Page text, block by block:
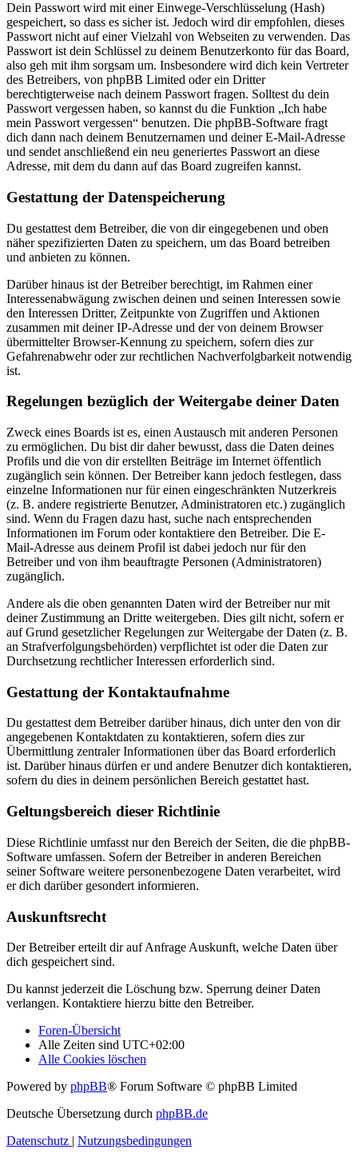
Dein Passwort wird mit einer Einwege-Verschlüsselung (Hash)
gespeichert, so dass es sicher ist. Jedoch wird dir empfohlen, dieses
Passwort nicht auf einer Vielzahl von Webseiten zu verwenden. Das
Passwort ist dein Schlüssel zu deinem Benutzerkonto für das Board,
also geh mit ihm sorgsam um. Insbesondere wird dich kein Vertreter
des Betreibers, von phpBB Limited oder ein Dritter
berechtigterweise nach deinem Passwort fragen. Solltest du dein
Passwort vergessen haben, so kannst du die Funktion „Ich habe
mein Passwort vergessen“ benutzen. Die phpBB-Software fragt
dich dann nach deinem Benutzernamen und deiner E-Mail-Adresse
und sendet anschließend ein neu generiertes Passwort an diese
Adresse, mit dem du dann auf das Board zugreifen kannst.
Gestattung der Datenspeicherung
Du gestattest dem Betreiber, die von dir eingegebenen und oben
näher spezifizierten Daten zu speichern, um das Board betreiben
und anbieten zu können.
Darüber hinaus ist der Betreiber berechtigt, im Rahmen einer
Interessenabwägung zwischen deinen und seinen Interessen sowie
den Interessen Dritter, Zeitpunkte von Zugriffen und Aktionen
zusammen mit deiner IP-Adresse und der von deinem Browser
übermittelter Browser-Kennung zu speichern, sofern dies zur
Gefahrenabwehr oder zur rechtlichen Nachverfolgbarkeit notwendig
ist.
Regelungen bezüglich der Weitergabe deiner Daten
Zweck eines Boards ist es, einen Austausch mit anderen Personen
zu ermöglichen. Du bist dir daher bewusst, dass die Daten deines
Profils und die von dir erstellten Beiträge im Internet öffentlich
zugänglich sein können. Der Betreiber kann jedoch festlegen, dass
einzelne Informationen nur für einen eingeschränkten Nutzerkreis
(z. B. andere registrierte Benutzer, Administratoren etc.) zugänglich
sind. Wenn du Fragen dazu hast, suche nach entsprechenden
Informationen im Forum oder kontaktiere den Betreiber. Die E-
Mail-Adresse aus deinem Profil ist dabei jedoch nur für den
Betreiber und von ihm beauftragte Personen (Administratoren)
zugänglich.
Andere als die oben genannten Daten wird der Betreiber nur mit
deiner Zustimmung an Dritte weitergeben. Dies gilt nicht, sofern er
auf Grund gesetzlicher Regelungen zur Weitergabe der Daten (z. B.
an Strafverfolgungsbehörden) verpflichtet ist oder die Daten zur
Durchsetzung rechtlicher Interessen erforderlich sind.
Gestattung der Kontaktaufnahme
Du gestattest dem Betreiber darüber hinaus, dich unter den von dir
angegebenen Kontaktdaten zu kontaktieren, sofern dies zur
Übermittlung zentraler Informationen über das Board erforderlich
ist. Darüber hinaus dürfen er und andere Benutzer dich kontaktieren,
sofern du dies in deinem persönlichen Bereich gestattet hast.
Geltungsbereich dieser Richtlinie
Diese Richtlinie umfasst nur den Bereich der Seiten, die die phpBB-
Software umfassen. Sofern der Betreiber in anderen Bereichen
seiner Software weitere personenbezogene Daten verarbeitet, wird
er dich darüber gesondert informieren.
Auskunftsrecht
Der Betreiber erteilt dir auf Anfrage Auskunft, welche Daten über
dich gespeichert sind.
Du kannst jederzeit die Löschung bzw. Sperrung deiner Daten
verlangen. Kontaktiere hierzu bitte den Betreiber.
Foren-Übersicht
Alle Zeiten sind UTC+02:00
Alle Cookies löschen
Powered by phpBB® Forum Software © phpBB Limited
Deutsche Übersetzung durch phpBB.de
Datenschutz | Nutzungsbedingungen